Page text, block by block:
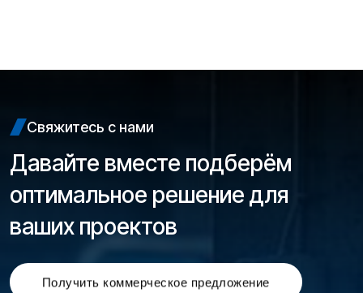
Свяжитесь с нами
Давайте вместе подберём
оптимальное решение для
ваших проектов